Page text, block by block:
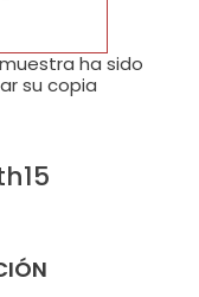
ha sido
su copia